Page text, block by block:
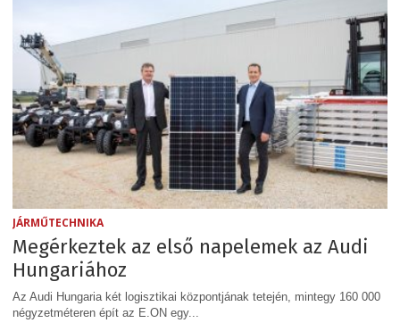
JÁRMŰTECHNIKA
Megérkeztek az első napelemek az Audi
Hungariához
Az Audi Hungaria két logisztikai központjának tetején, mintegy 160 000
négyzetméteren épít az E.ON egy...